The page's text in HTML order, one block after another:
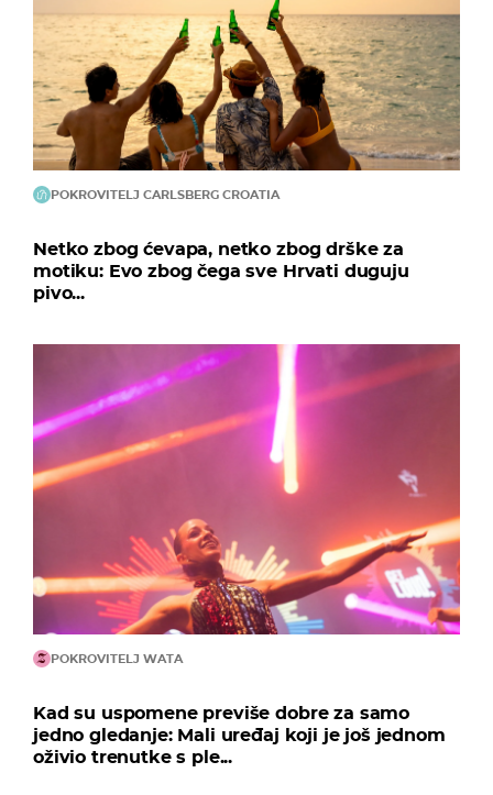
POKROVITELJ CARLSBERG CROATIA
Netko zbog ćevapa, netko zbog drške za
motiku: Evo zbog čega sve Hrvati duguju
pivo...
POKROVITELJ WATA
Kad su uspomene previše dobre za samo
jedno gledanje: Mali uređaj koji je još jednom
oživio trenutke s ple...